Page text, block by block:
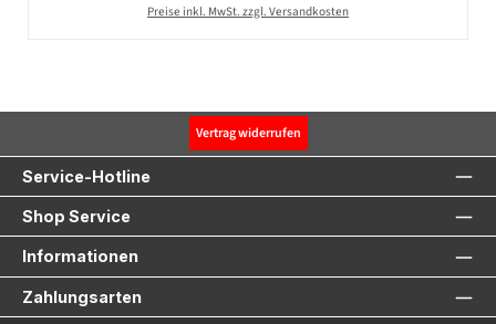
Preise inkl. MwSt. zzgl. Versandkosten
Vertrag widerrufen
Service-Hotline
Shop Service
Informationen
Zahlungsarten